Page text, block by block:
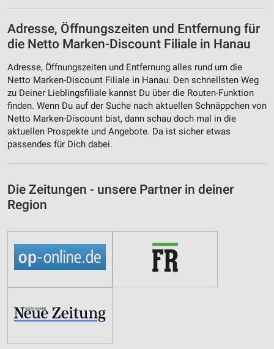
Adresse, Öffnungszeiten und Entfernung für
die Netto Marken-Discount Filiale in Hanau
Adresse, Öffnungszeiten und Entfernung alles rund um die
Netto Marken-Discount Filiale in Hanau. Den schnellsten Weg
zu Deiner Lieblingsfiliale kannst Du über die Routen-Funktion
finden. Wenn Du auf der Suche nach aktuellen Schnäppchen von
Netto Marken-Discount bist, dann schau doch mal in die
aktuellen Prospekte und Angebote. Da ist sicher etwas
passendes für Dich dabei.
Die Zeitungen - unsere Partner in deiner
Region